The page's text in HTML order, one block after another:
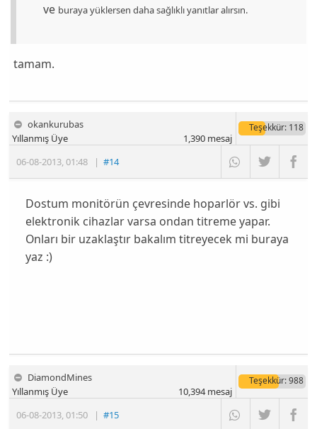
ve burayayüklersen daha sağlıklı yanıtlar alırsın.
tamam.
okankurubas
06-08-2013,01:48 |#14
Yıllanmış Üye
Teşekkür: 118
1,390mesaj
Dostum monitörün çevresinde hoparlör vs. gibi
elektronik cihazlar varsa ondan titreme yapar.
Onları bir uzaklaştır bakalım titreyecek mi buraya
yaz :)
DiamondMines
06-08-2013,01:50 |#15
Yıllanmış Üye
Teşekkür: 988
10,394mesaj